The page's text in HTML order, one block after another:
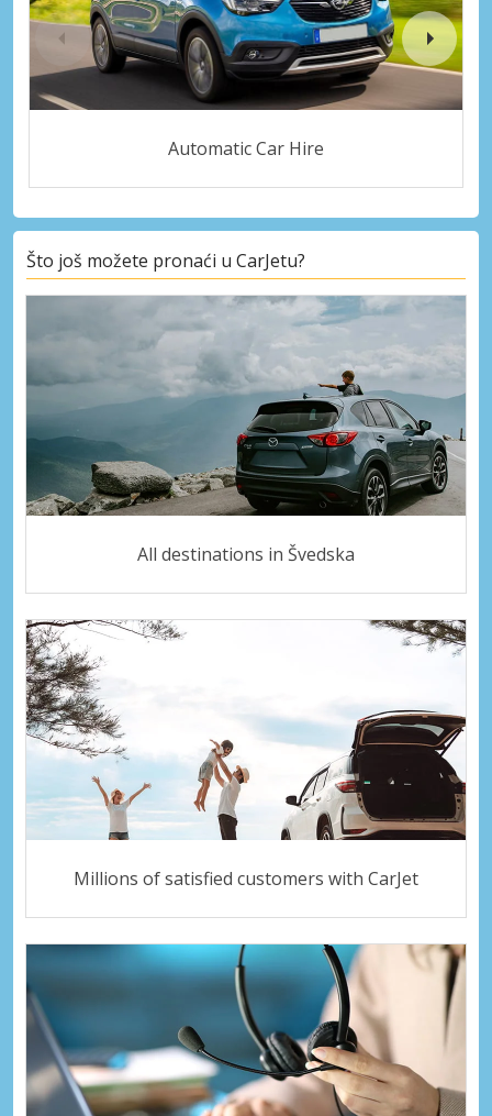
Automatic Car Hire
Što još možete pronaći u CarJetu?
All destinations in Švedska
Millions of satisfied customers with CarJet